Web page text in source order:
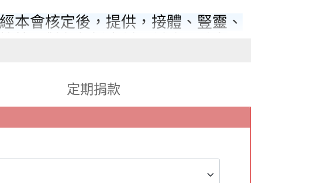
本會核定後，提供，接體、豎靈、
境外身亡，提供全套免費殮葬服
定期捐款